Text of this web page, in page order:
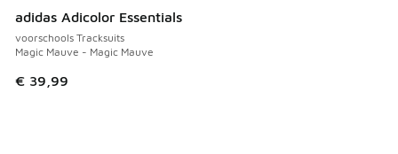
adidas Adicolor Essentials
voorschools Tracksuits
Magic Mauve - Magic Mauve
€ 39,99